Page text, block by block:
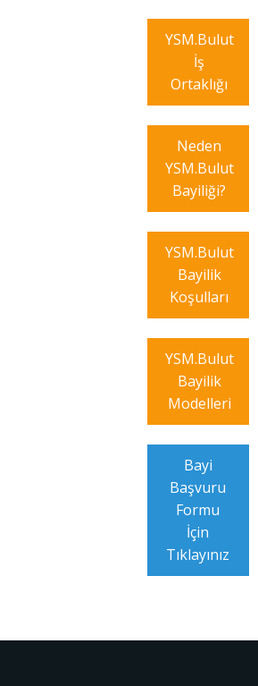
YSM.Bulut
İş
Ortaklığı
Neden
YSM.Bulut
Bayiliği?
YSM.Bulut
Bayilik
Koşulları
YSM.Bulut
Bayilik
Modelleri
Bayi
Başvuru
Formu
İçin
Tıklayınız